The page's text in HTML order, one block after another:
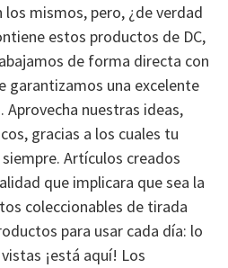
mismos, pero, ¿de verdad
estos productos de DC,
de forma directa con
garantizamos una excelente
nuestras ideas,
gracias a los cuales tu
Artículos creados
que implicara que sea la
coleccionables de tirada
para usar cada día: lo
¡está aquí! Los